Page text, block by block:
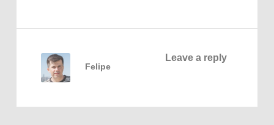
Leave a reply
Felipe